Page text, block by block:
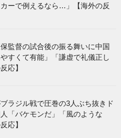
ーで例えるなら…」【海外の反
監督の試合後の振る舞いに中国
すくて有能」「謙虚で礼儀正し
応】
ラジル戦で圧巻の3人ぶち抜きド
「バケモンだ」「風のような
応】